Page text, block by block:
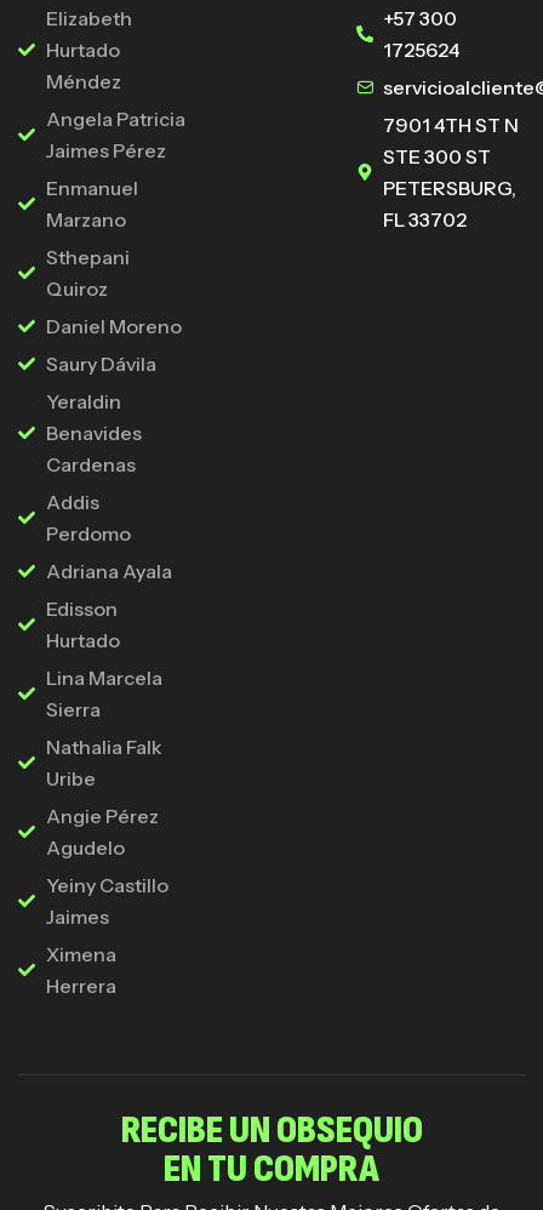
Elizabeth
Hurtado
Méndez
Angela Patricia
Jaimes Pérez
Enmanuel
Marzano
Sthepani
Quiroz
Daniel Moreno
Saury Dávila
Yeraldin
Benavides
Cardenas
Addis
Perdomo
Adriana Ayala
Edisson
Hurtado
Lina Marcela
Sierra
Nathalia Falk
Uribe
Angie Pérez
Agudelo
Yeiny Castillo
Jaimes
Ximena
Herrera
+57 300
1725624
7901 4TH ST N
STE 300 ST
PETERSBURG,
FL 33702
RECIBE UN OBSEQUIO
EN TU COMPRA